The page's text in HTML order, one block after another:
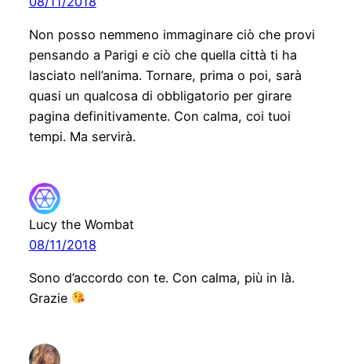
Non posso nemmeno immaginare ciò che provi
pensando a Parigi e ciò che quella città ti ha
lasciato nell’anima. Tornare, prima o poi, sarà
quasi un qualcosa di obbligatorio per girare
pagina definitivamente. Con calma, coi tuoi
tempi. Ma servirà.
Lucy the Wombat
08/11/2018
Sono d’accordo con te. Con calma, più in là.
Grazie